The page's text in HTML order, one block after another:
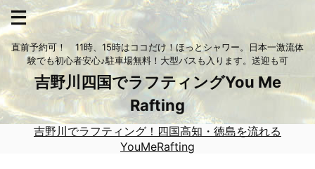
直前予約可！ 11時、15時はココだけ！ほっとシャワー。日本一激流体
験でも初心者安心♪駐車場無料！大型バスも入ります。送迎も可
吉野川四国でラフティングYou Me
Rafting
吉野川でラフティング！四国高知・徳島を流れる
YouMeRafting